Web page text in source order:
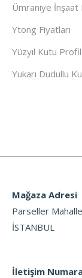
Ümraniye
Ytong Fiyatları
Yüzyıl Kutu Profil
Yukarı Dudullu
Mağaza Adresi
Parseller
İSTANBUL
İletişim